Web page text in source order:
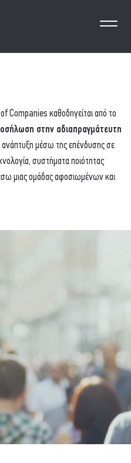
Companies καθοδηγείται από το
στην αδιαπραγμάτευτη
ανάπτυξη μέσω της επένδυσης σε
συστήματα ποιότητας
μιας ομάδας αφοσιωμένων και